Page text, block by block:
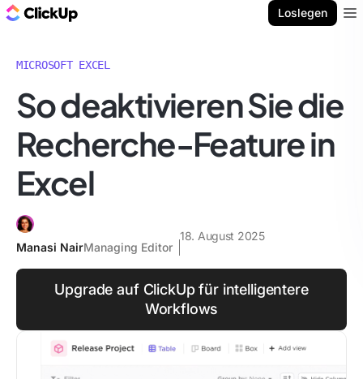
Loslegen
MICROSOFT EXCEL
So deaktivieren Sie die
Recherche-Feature in
Excel
Manasi NairManaging Editor
18. August 2025
Upgrade auf ClickUp für intelligentere
Workflows